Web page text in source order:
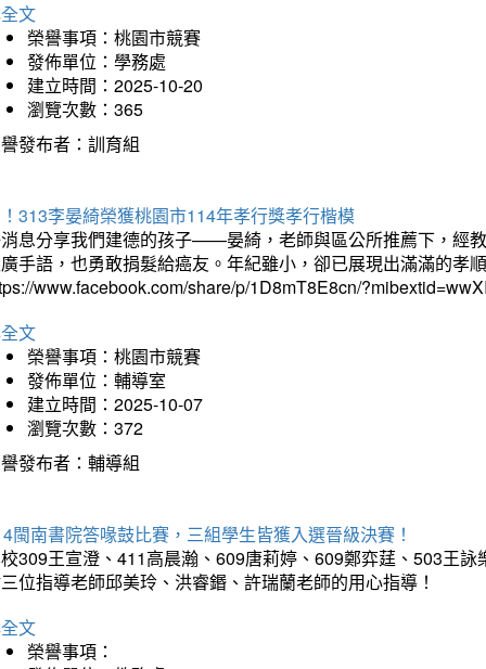
文
榮譽事項：桃園市競賽
發佈單位：學務處
建立時間：2025-10-20
瀏覽次數：365
發布者：訓育組
313李晏綺榮獲桃園市114年孝行獎孝行楷模
息分享我們建德的孩子——晏綺，老師與區公所推薦下，經
手語，也勇敢捐髮給癌友。年紀雖小，卻已展現出滿滿的孝
www.facebook.com/share/p/1D8mT8E8cn/
文
榮譽事項：桃園市競賽
發佈單位：輔導室
建立時間：2025-10-07
瀏覽次數：372
發布者：輔導組
閩南書院答喙鼓比賽，三組學生皆獲入選晉級決賽！
309王宣澄、411高晨瀚、609唐莉婷、609鄭弈莛、503王
位指導老師邱美玲、洪睿鍲、許瑞蘭老師的用心指導！
文
榮譽事項：